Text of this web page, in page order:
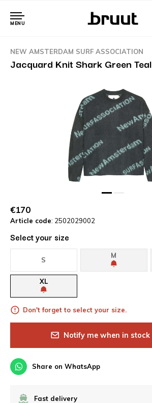
MENU
NEW AMSTERDAM SURF ASSOCIATION
Jacquard Knit Shark Green Teal
€170
Article code: 2502029002
Select your size
S
M
XL
Don't forget to select your size.
Notify me when in stock
Share on WhatsApp
Fast delivery